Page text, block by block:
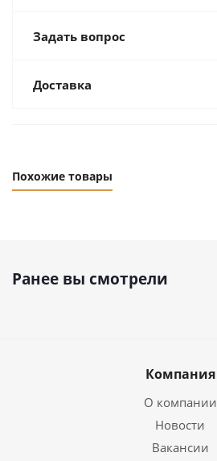
Задать вопрос
Доставка
Похожие товары
Ранее вы смотрели
Компания
О компании
Новости
Вакансии